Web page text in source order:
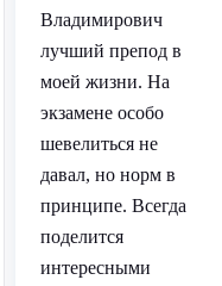
Владимирович
лучший препод в
моей жизни. На
экзамене особо
шевелиться не
давал, но норм в
принципе. Всегда
поделится
интересными